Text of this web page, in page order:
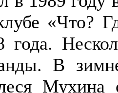
«Что?
года.
В
Мухина